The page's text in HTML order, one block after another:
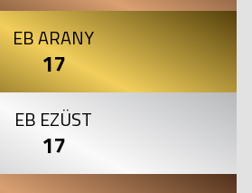
EB ARANY
17
EB EZÜST
17